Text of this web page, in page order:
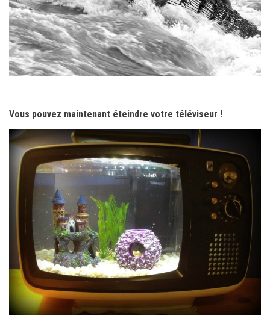
Vous pouvez maintenant éteindre votre téléviseur !